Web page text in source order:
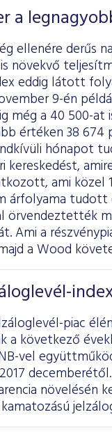
a
ellenére derűs
növekvő
eddig látott
9-én
még a 40 500-
értéken 38
hónapot
kereskedést,
ami közel
árfolyama tudott
örvendeztették
Ami a
a Wood
piac
a következő
vel
növelésén